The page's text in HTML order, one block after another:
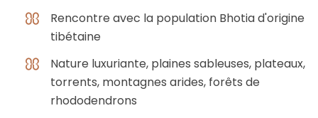
Rencontre avec la population Bhotia d'origine
tibétaine
Nature luxuriante, plaines sableuses, plateaux,
torrents, montagnes arides, forêts de
rhododendrons